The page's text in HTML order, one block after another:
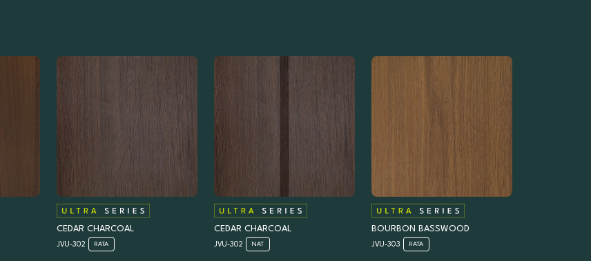
CEDAR CHARCOAL
JVU-302 RATA
CEDAR CHARCOAL
JVU-302 NAT
BOURBON BASSWOOD
JVU-303 RATA